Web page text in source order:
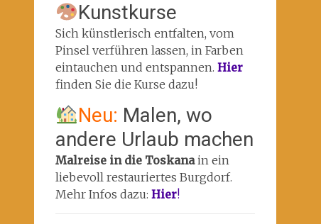
Kunstkurse
Sich künstlerisch entfalten, vom
Pinsel verführen lassen, in Farben
eintauchen und entspannen. Hier
finden Sie die Kurse dazu!
Neu: Malen, wo
andere Urlaub machen
Malreise in die Toskanain ein
liebevoll restauriertes Burgdorf.
Mehr Infos dazu: Hier!